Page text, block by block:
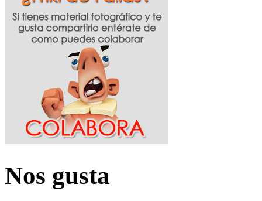
Nos gusta